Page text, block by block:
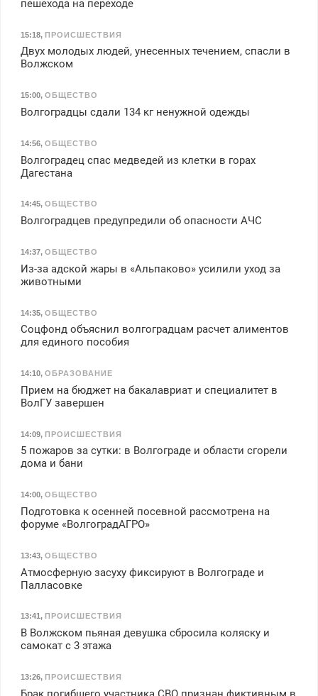
пешехода на переходе
15:18, ПРОИСШЕСТВИЯ
Двух молодых людей, унесенных течением, спасли в
Волжском
15:00, ОБЩЕСТВО
Волгоградцы сдали 134 кг ненужной одежды
14:56, ОБЩЕСТВО
Волгоградец спас медведей из клетки в горах
Дагестана
14:45, ОБЩЕСТВО
Волгоградцев предупредили об опасности АЧС
14:37, ОБЩЕСТВО
Из-за адской жары в «Альпаково» усилили уход за
животными
14:35, ОБЩЕСТВО
Соцфонд объяснил волгоградцам расчет алиментов
для единого пособия
14:10, ОБРАЗОВАНИЕ
Прием на бюджет на бакалавриат и специалитет в
ВолГУ завершен
14:09, ПРОИСШЕСТВИЯ
5 пожаров за сутки: в Волгограде и области сгорели
дома и бани
14:00, ОБЩЕСТВО
Подготовка к осенней посевной рассмотрена на
форуме «ВолгоградАГРО»
13:43, ОБЩЕСТВО
Атмосферную засуху фиксируют в Волгограде и
Палласовке
13:41, ПРОИСШЕСТВИЯ
В Волжском пьяная девушка сбросила коляску и
самокат с 3 этажа
13:26, ПРОИСШЕСТВИЯ